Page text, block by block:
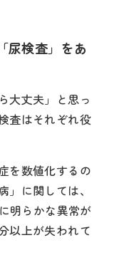
尿検査」をあ
大丈夫」と思っ
査はそれぞれ役
を数値化するの
に関しては、
明らかな異常が
以上が失われて